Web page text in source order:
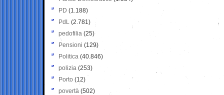
PD (1.188)
PdL (2.781)
pedofilia (25)
Pensioni (129)
Politica (40.846)
polizia (253)
Porto (12)
povertà (502)